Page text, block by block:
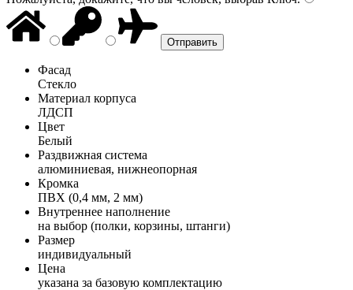
Фасад
Стекло
Материал корпуса
ЛДСП
Цвет
Белый
Раздвижная система
алюминиевая, нижнеопорная
Кромка
ПВХ (0,4 мм, 2 мм)
Внутреннее наполнение
на выбор (полки, корзины, штанги)
Размер
индивидуальный
Цена
указана за базовую комплектацию